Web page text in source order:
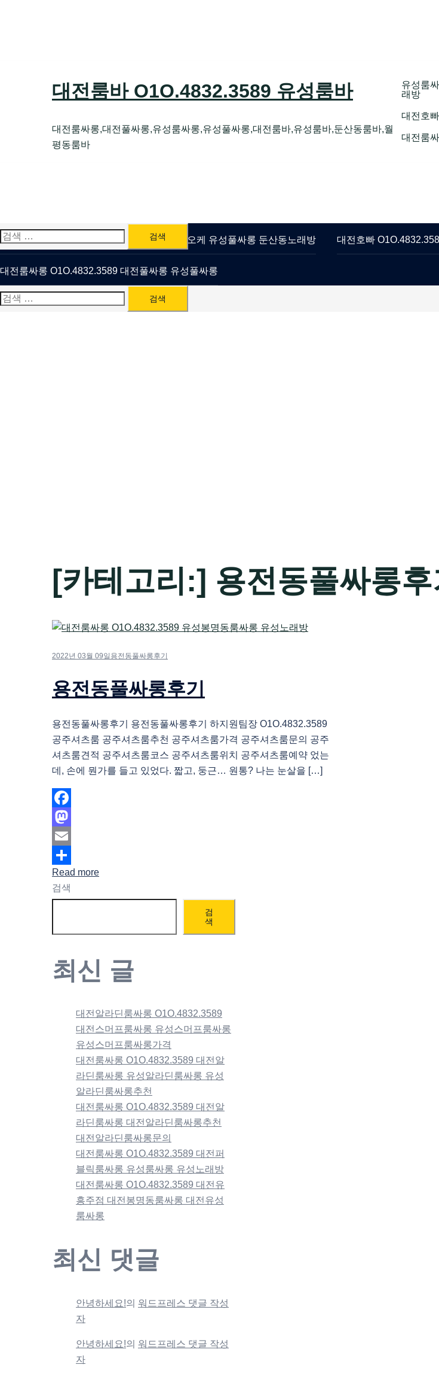
대전룸바 O1O.4832.3589 유성룸바
대전룸싸롱,대전풀싸롱,유성룸싸롱,유성풀싸롱,대전룸바,유성룸바,둔산동룸바,월
평동룸바
유성룸
래방
대전호
대전룸
검
색:
유성룸싸롱 O1O.4832.3589 대전퍼블릭가라오케 유성풀싸롱 둔산동노래방 대전호빠
대전룸싸롱 O1O.4832.3589 대전풀싸롱 유성풀싸롱
검
[카테고리:] 용전동풀싸롱후
2022년 03월 09일 용전동풀싸롱후기
용전동풀싸롱후기
용전동풀싸롱후기 용전동풀싸롱후기 하지원팀장 O1O.4832.3589
공주셔츠룸 공주셔츠룸추천 공주셔츠룸가격 공주셔츠룸문의 공주
셔츠룸견적 공주셔츠룸코스 공주셔츠룸위치 공주셔츠룸예약 었는
데, 손에 뭔가를 들고 있었다. 짧고, 둥근… 원통? 나는 눈살을 […]
Facebook
Mastodon
Email
Share
Read more
검색
검
색
최신 글
대전알라딘룸싸롱 O1O.4832.3589
대전스머프룸싸롱 유성스머프룸싸롱
유성스머프룸싸롱가격
대전룸싸롱 O1O.4832.3589 대전알
라딘룸싸롱 유성알라딘룸싸롱 유성
알라딘룸싸롱추천
대전룸싸롱 O1O.4832.3589 대전알
라딘룸싸롱 대전알라딘룸싸롱추천
대전알라딘룸싸롱문의
대전룸싸롱 O1O.4832.3589 대전퍼
블릭룸싸롱 유성룸싸롱 유성노래방
대전룸싸롱 O1O.4832.3589 대전유
흥주점 대전봉명동룸싸롱 대전유성
룸싸롱
최신 댓글
안녕하세요!의 워드프레스 댓글 작성
자
안녕하세요!의 워드프레스 댓글 작성
자